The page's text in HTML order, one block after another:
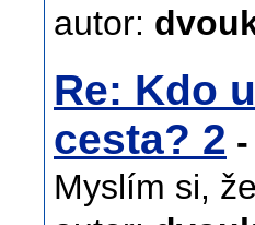
autor:
Re: Kdo
cesta? 2
Myslím si,